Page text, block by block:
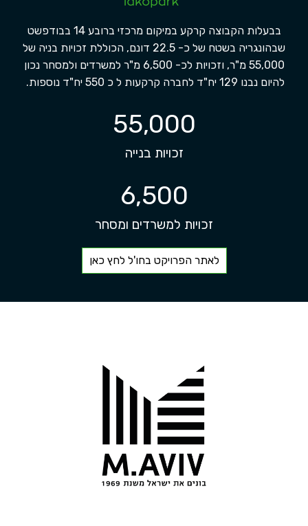
בבעלות הקבוצה קרקע במיקום מרכזי ברובע 14 בבודפשט
שבהונגריה בשטח של כ- 22.5 דונם, הכוללת זכויות בניה של
55,000 מ"ר, וזכויות לכ- 6,500 מ"ר למשרדים ולמסחר נכון
להיום נבנו 129 יח"ד לחברה קרקעות ל כ 550 יח"ד נוספות.
זכויות בנייה
55,000
זכויות למשרדים ומסחר
6,500
לאתר הפרויקט בחו'ל לחץ כאן